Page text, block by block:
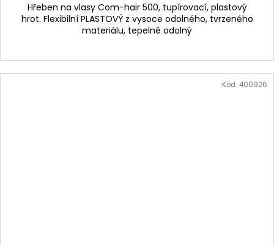
Hřeben na vlasy Com-hair 500, tupírovací, plastový
hrot. Flexibilní PLASTOVÝ z vysoce odolného, tvrzeného
materiálu, tepelně odolný
Kód: 400926